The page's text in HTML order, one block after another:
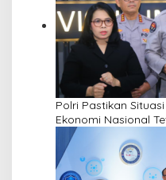
Polri Pastikan
Ekonomi Nasional